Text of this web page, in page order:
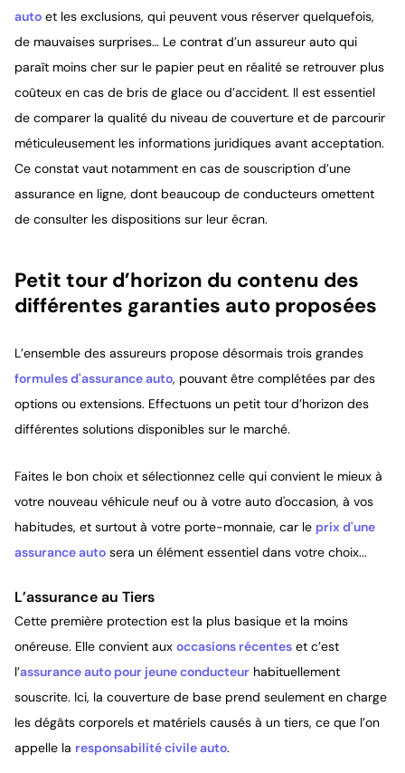
auto et les exclusions, qui peuvent vous réserver quelquefois,
de mauvaises surprises… Le contrat d’un assureur auto qui
paraît moins cher sur le papier peut en réalité se retrouver plus
coûteux en cas de bris de glace ou d’accident. Il est essentiel
de comparer la qualité du niveau de couverture et de parcourir
méticuleusement les informations juridiques avant acceptation.
Ce constat vaut notamment en cas de souscription d’une
assurance en ligne, dont beaucoup de conducteurs omettent
de consulter les dispositions sur leur écran.
Petit tour d’horizon du contenu des
différentes garanties auto proposées
L’ensemble des assureurs propose désormais trois grandes
formules d'assurance auto, pouvant être complétées par des
options ou extensions. Effectuons un petit tour d’horizon des
différentes solutions disponibles sur le marché.
Faites le bon choix et sélectionnez celle qui convient le mieux à
votre nouveau véhicule neuf ou à votre auto d'occasion, à vos
habitudes, et surtout à votre porte-monnaie, car le prix d'une
assurance auto sera un élément essentiel dans votre choix...
L’assurance au Tiers
Cette première protection est la plus basique et la moins
onéreuse. Elle convient aux occasions récentes et c’est
l’assurance auto pour jeune conducteur habituellement
souscrite. Ici, la couverture de base prend seulement en charge
les dégâts corporels et matériels causés à un tiers, ce que l’on
appelle la responsabilité civile auto.